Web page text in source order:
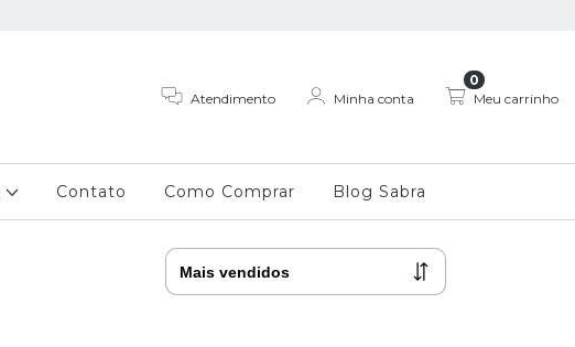
Atendimento Minha conta Meu carrinho
0
Contato Como Comprar Blog Sabra